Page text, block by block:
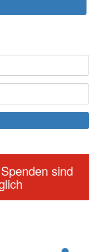
sind